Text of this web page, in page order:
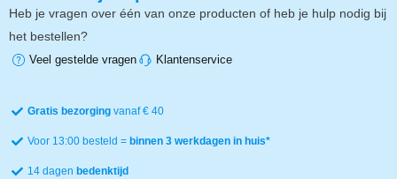
Heb je vragen over één van onze producten of heb je hulp nodig bij
het bestellen?
Veel gestelde vragen Klantenservice
Gratis bezorgingvanaf € 40
Voor 13:00 besteld = binnen 3 werkdagen in huis*
14 dagen bedenktijd